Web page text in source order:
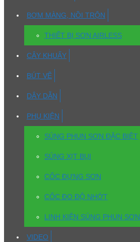
BƠM MÀNG, NỒI TRỘN
THIẾT BỊ SƠN AIRLESS
CÂY KHUẤY
BÚT VẼ
DÂY DẪN
PHỤ KIỆN
SÚNG PHUN SƠN ĐẶC BIỆT
SÚNG XỊT BỤI
CỐC ĐỰNG SƠN
CỐC ĐO ĐỘ NHỚT
LINH KIỆN SÚNG PHUN SƠN
VIDEO